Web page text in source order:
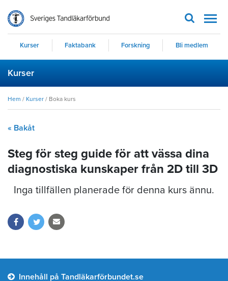
Kurser Faktabank Forskning Bli medlem
Kurser
Hem / Kurser / Boka kurs
« Bakåt
Steg för steg guide för att vässa dina
diagnostiska kunskaper från 2D till 3D
Inga tillfällen planerade för denna kurs ännu.
Innehåll på Tandläkarförbundet.se